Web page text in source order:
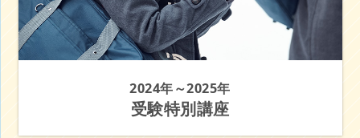
2024年～2025年
受験特別講座